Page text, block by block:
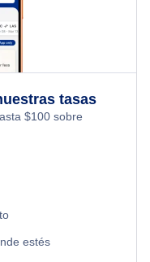
tasas
$100 sobre
estés